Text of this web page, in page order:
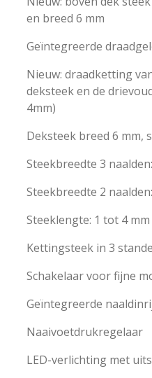
en breed 6 mm
Geïntegreerde
Nieuw: draadketting
deksteek en de
4mm)
Deksteek breed 6 mm,
Steekbreedte 3
Steekbreedte 2
Steeklengte: 1 tot 4 mm
Kettingsteek in 3
Schakelaar voor fijne
Geïntegreerde
Naaivoetdrukregelaar
LED-verlichting met